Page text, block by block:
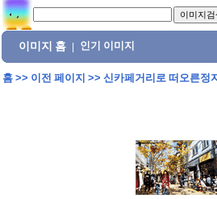
이미지 홈 인기 이미지
홈>> 이전 페이지 >> 신카페거리로 떠오른정